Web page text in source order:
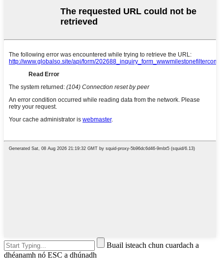
Buail isteach chun cuardach a
dhéanamh nó ESC a dhúnadh